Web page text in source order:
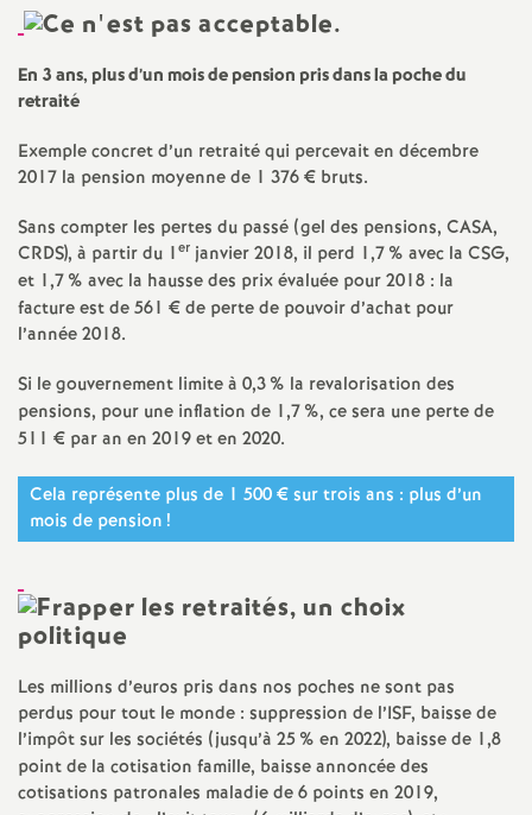
s
d
e
S
e
c
n
d
e
g
En 3 ans, plus d’un mois de pension pris dans la poche du
retraité
Exemple concret d’un retraité qui percevait en décembre
2017 la pension moyenne de 1 376 € bruts.
Sans compter les pertes du passé (gel des pensions, CASA,
CRDS), à partir du 1er janvier 2018, il perd 1,7% avec la CSG,
et 1,7% avec la hausse des prix évaluée pour 2018 : la
facture est de 561 € de perte de pouvoir d’achat pour
l’année 2018.
Si le gouvernement limite à 0,3% la revalorisation des
pensions, pour une inflation de 1,7%, ce sera une perte de
511 € par an en 2019 et en 2020.
Cela représente plus de 1 500 € sur trois ans : plus d’un
mois de pension !
Les millions d’euros pris dans nos poches ne sont pas
perdus pour tout le monde : suppression de l’ISF, baisse de
l’impôt sur les sociétés (jusqu’à 25% en 2022), baisse de 1,8
point de la cotisation famille, baisse annoncée des
cotisations patronales maladie de 6 points en 2019,